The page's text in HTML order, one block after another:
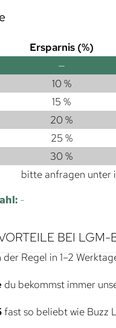
Ersparnis (%)
—
10 %
15 %
20 %
25 %
30 %
bitte anfragen unter
-
BEI LGM-
Regel in 1–2
du bekommst immer
fast so beliebt wie Buzz